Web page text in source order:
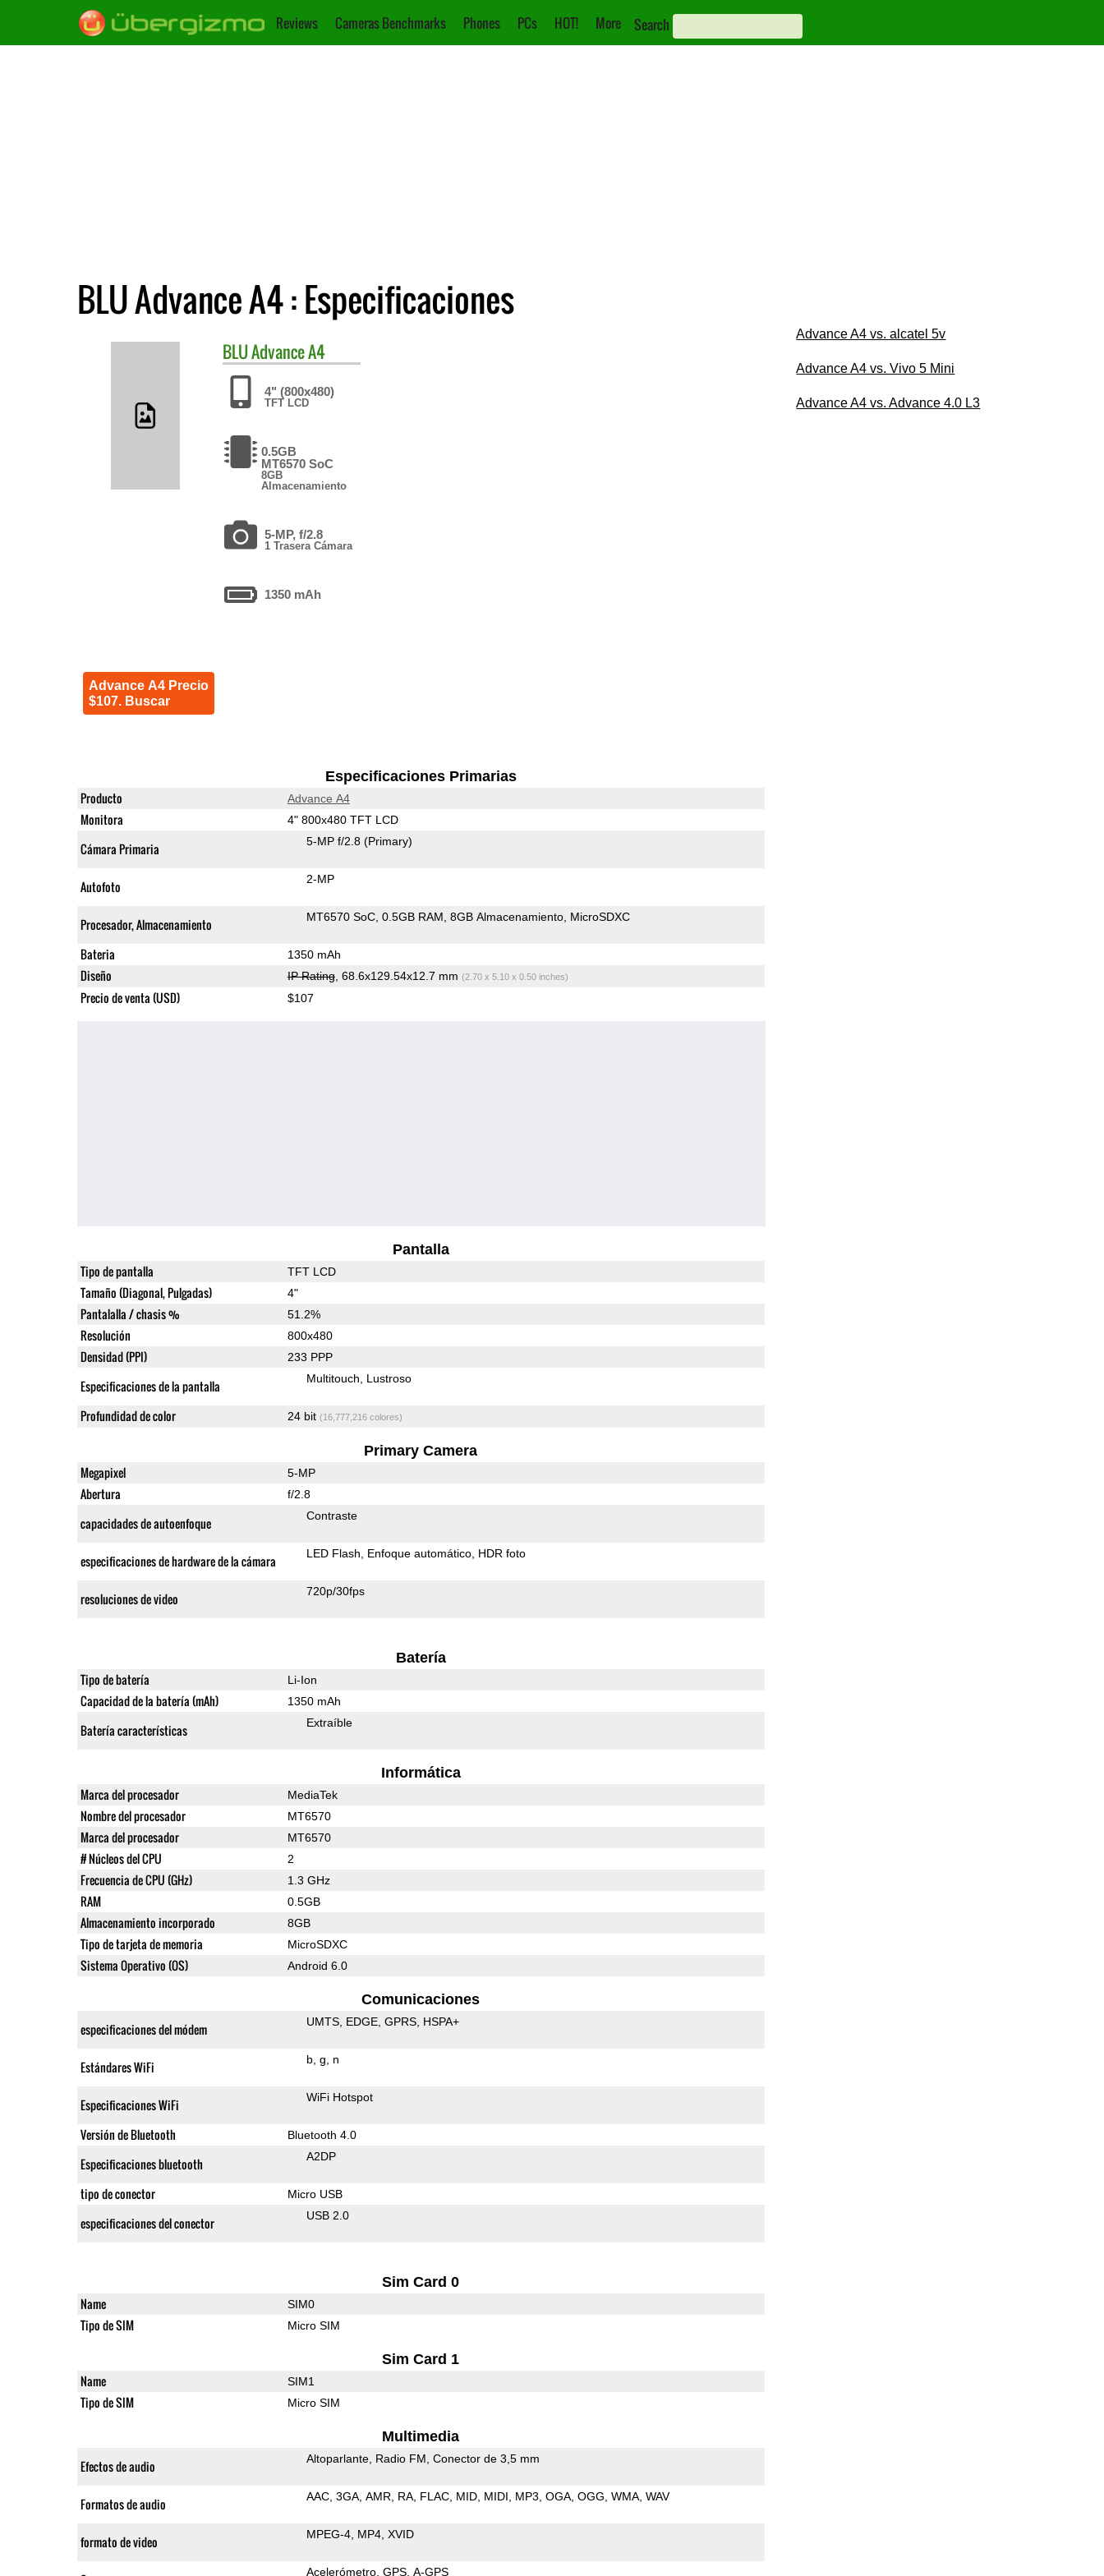
Reviews Cameras Benchmarks Phones PCs HOT! More Search
BLU Advance A4 : Especificaciones
BLUAdvance A4
4" (800x480)
TFT LCD
0.5GB
MT6570 SoC
8GB
Almacenamiento
5-MP, f/2.8
1 Trasera Cámara
1350 mAh
Advance A4 Precio
$107. Buscar
Especificaciones Primarias
Producto Advance A4
Monitora 4" 800x480 TFT LCD
Cámara Primaria 5-MP f/2.8 (Primary)
Autofoto 2-MP
Procesador, Almacenamiento MT6570 SoC 0.5GB RAM 8GB Almacenamiento MicroSDXC
Bateria 1350 mAh
Diseño IP Rating, 68.6x129.54x12.7 mm (2.70 x 5.10 x 0.50 inches)
Precio de venta (USD) $107
Pantalla
Tipo de pantalla TFT LCD
Tamaño (Diagonal, Pulgadas) 4"
Pantalalla / chasis % 51.2%
Resolución 800x480
Densidad (PPI) 233 PPP
Especificaciones de la pantalla Multitouch Lustroso
Profundidad de color 24 bit (16,777,216 colores)
Primary Camera
Megapixel 5-MP
Abertura f/2.8
capacidades de autoenfoque Contraste
especificaciones de hardware de la cámara LED Flash Enfoque automático HDR foto
resoluciones de video 720p/30fps
Batería
Tipo de batería Li-Ion
Capacidad de la batería (mAh) 1350 mAh
Batería características Extraíble
Informática
Marca del procesador MediaTek
Nombre del procesador MT6570
Marca del procesador MT6570
# Núcleos del CPU 2
Frecuencia de CPU (GHz) 1.3 GHz
RAM 0.5GB
Almacenamiento incorporado 8GB
Tipo de tarjeta de memoria MicroSDXC
Sistema Operativo (OS) Android 6.0
Comunicaciones
especificaciones del módem UMTS EDGE GPRS HSPA+
Estándares WiFi b g n
Especificaciones WiFi WiFi Hotspot
Versión de Bluetooth Bluetooth 4.0
Especificaciones bluetooth A2DP
tipo de conector Micro USB
especificaciones del conector USB 2.0
Sim Card 0
Name SIM0
Tipo de SIM Micro SIM
Sim Card 1
Name SIM1
Tipo de SIM Micro SIM
Multimedia
Efectos de audio Altoparlante Radio FM Conector de 3,5 mm
Formatos de audio AAC 3GA AMR RA FLAC MID MIDI MP3 OGA OGG WMA WAV
formato de video MPEG-4 MP4 XVID
Acelerómetro GPS A-GPS
Advance A4 vs. alcatel 5v
Advance A4 vs. Vivo 5 Mini
Advance A4 vs. Advance 4.0 L3